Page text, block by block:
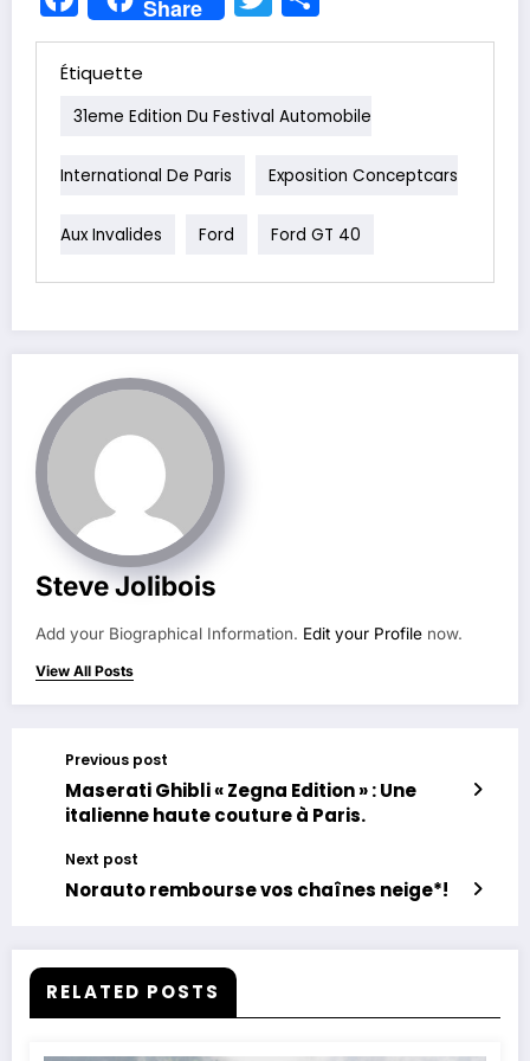
Share
Étiquette
31eme Edition Du Festival Automobile
International De Paris Exposition Conceptcars
Aux Invalides Ford Ford GT 40
Steve Jolibois
Add your Biographical Information. Edit your Profile now.
View All Posts
Previous post
Maserati Ghibli « Zegna Edition » : Une
italienne haute couture à Paris.
Next post
Norauto rembourse vos chaînes neige*!
RELATED POSTS